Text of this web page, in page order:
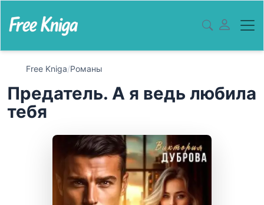
Free Kniga/Романы
Предатель. А я ведь любила
тебя